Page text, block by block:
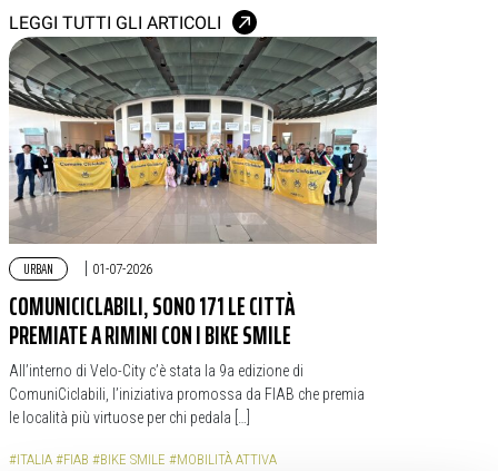
LEGGI TUTTI GLI ARTICOLI
URBAN | 01-07-2026
COMUNICICLABILI, SONO 171 LE CITTÀ
PREMIATE A RIMINI CON I BIKE SMILE
All’interno di Velo-City c’è stata la 9a edizione di
ComuniCiclabili, l’iniziativa promossa da FIAB che premia
le località più virtuose per chi pedala […]
#ITALIA #FIAB #BIKE SMILE #MOBILITÀ ATTIVA